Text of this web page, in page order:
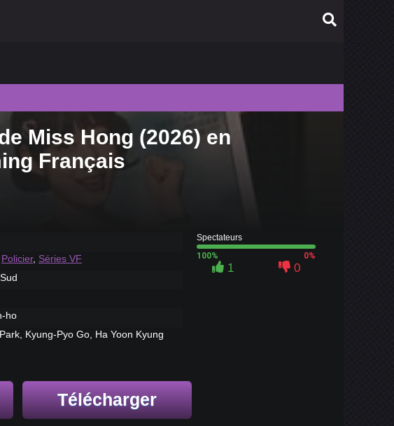
fiction
2010
2009
Miss Hong (2026) en
Français
Policier, Séries VF
ho
Kyung-Pyo Go, Ha Yoon Kyung
Spectateurs
100%
0%
1 0
Télécharger